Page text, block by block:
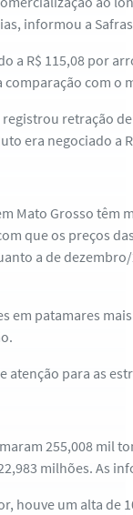
informou a
a R$ 115,08 por
comparação com
retração
era negociado a
Mato Grosso
que os preços
a de
em patamares
atenção para as
255,008 mil
milhões. As
houve um alta de